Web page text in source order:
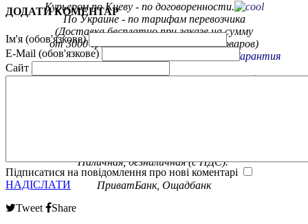
Курьером по Киеву - по договоренности.
По Украине - по тарифам перевозчика
(Доставка бесплатно при заказе на сумму
от 3000 грн. на некоторые группы товаров)
Гарантия
Обмен / возврат товара в течение 14 дней
Наличная, безналичная (с НДС).
ПриватБанк, Ощадбанк
ДОДАТИ КОМЕНТАР
Ім'я (обов'язкове)
E-Mail (обов'язкове)
Сайт
Підписатися на повідомлення про нові коментарі
НАДІСЛАТИ
Tweet
Share